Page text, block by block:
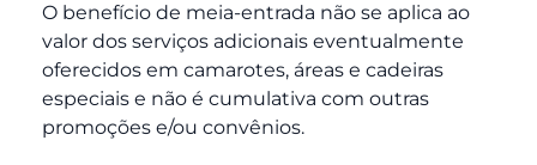
O benefício de meia-entrada não se aplica ao
valor dos serviços adicionais eventualmente
oferecidos em camarotes, áreas e cadeiras
especiais e não é cumulativa com outras
promoções e/ou convênios.